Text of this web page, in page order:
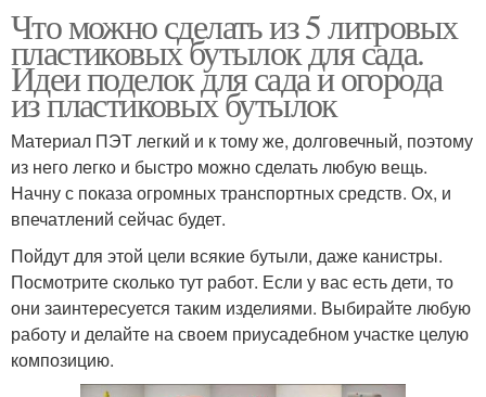
Что можно сделать из 5 литровых
пластиковых бутылок для сада.
Идеи поделок для сада и огорода
из пластиковых бутылок
Материал ПЭТ легкий и к тому же, долговечный, поэтому
из него легко и быстро можно сделать любую вещь.
Начну с показа огромных транспортных средств. Ох, и
впечатлений сейчас будет.
Пойдут для этой цели всякие бутыли, даже канистры.
Посмотрите сколько тут работ. Если у вас есть дети, то
они заинтересуется таким изделиями. Выбирайте любую
работу и делайте на своем приусадебном участке целую
композицию.